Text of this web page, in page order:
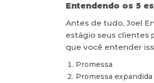
Entendendo os 5
Antes de tudo, Joel
estágio seus clientes
que você entender
Promessa
Promessa expandida